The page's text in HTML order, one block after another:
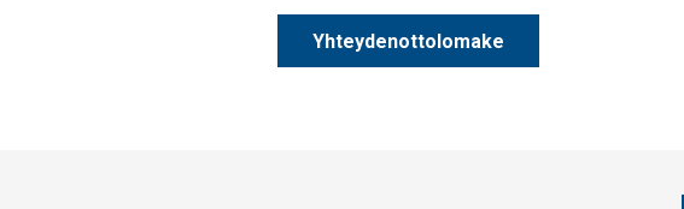
Yhteydenottolomake